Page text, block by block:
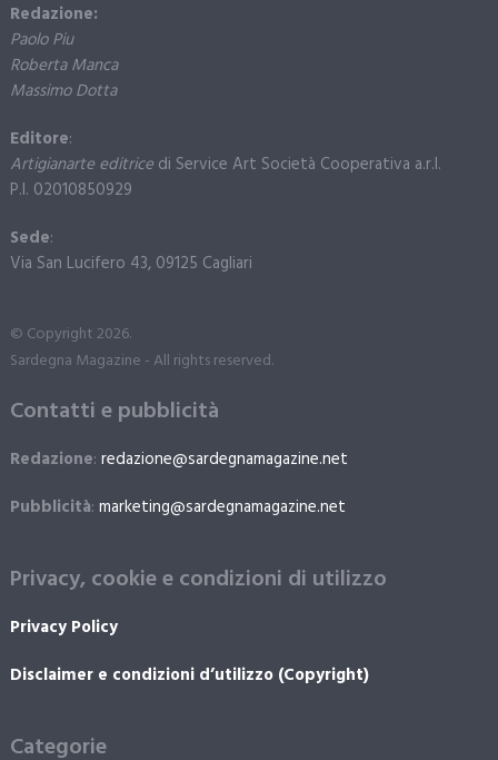
Redazione:
Paolo Piu
Roberta Manca
Massimo Dotta
Editore:
Artigianarte editricedi Service Art Società Cooperativa a.r.l.
P.I. 02010850929
Sede:
Via San Lucifero 43, 09125 Cagliari
© Copyright 2026.
Sardegna Magazine - All rights reserved.
Contatti e pubblicità
Redazione: redazione@sardegnamagazine.net
Pubblicità: marketing@sardegnamagazine.net
Privacy, cookie e condizioni di utilizzo
Privacy Policy
Disclaimer e condizioni d’utilizzo (Copyright)
Categorie